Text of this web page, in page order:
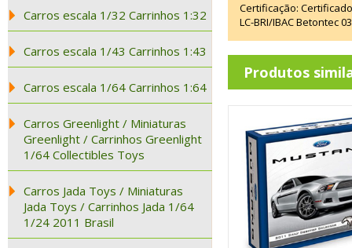
Carros escala 1/32 Carrinhos 1:32
Carros escala 1/43 Carrinhos 1:43
Carros escala 1/64 Carrinhos 1:64
Carros Greenlight / Miniaturas
Greenlight / Carrinhos Greenlight
1/64 Collectibles Toys
Carros Jada Toys / Miniaturas
Jada Toys / Carrinhos Jada 1/64
1/24 2011 Brasil
Certificação:
LC-BRI/IBAC Betontec
Produtos